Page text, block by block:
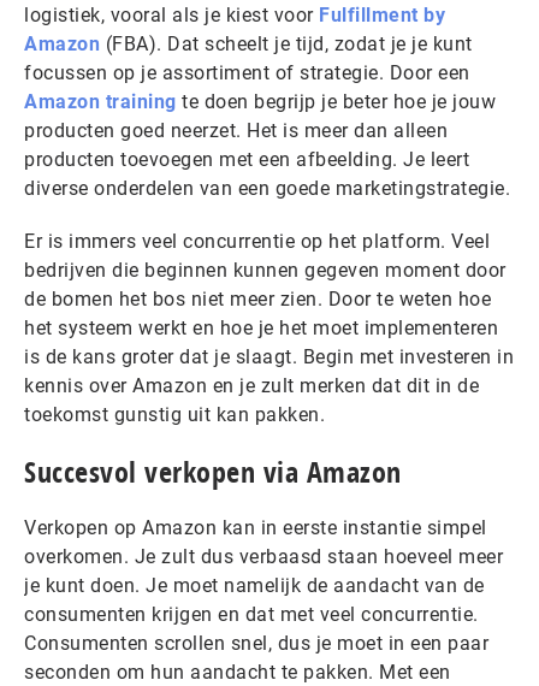
logistiek, vooral als je kiest voor Fulfillment by
Amazon (FBA). Dat scheelt je tijd, zodat je je kunt
focussen op je assortiment of strategie. Door een
Amazon training te doen begrijp je beter hoe je jouw
producten goed neerzet. Het is meer dan alleen
producten toevoegen met een afbeelding. Je leert
diverse onderdelen van een goede marketingstrategie.
Er is immers veel concurrentie op het platform. Veel
bedrijven die beginnen kunnen gegeven moment door
de bomen het bos niet meer zien. Door te weten hoe
het systeem werkt en hoe je het moet implementeren
is de kans groter dat je slaagt. Begin met investeren in
kennis over Amazon en je zult merken dat dit in de
toekomst gunstig uit kan pakken.
Succesvol verkopen via Amazon
Verkopen op Amazon kan in eerste instantie simpel
overkomen. Je zult dus verbaasd staan hoeveel meer
je kunt doen. Je moet namelijk de aandacht van de
consumenten krijgen en dat met veel concurrentie.
Consumenten scrollen snel, dus je moet in een paar
seconden om hun aandacht te pakken. Met een